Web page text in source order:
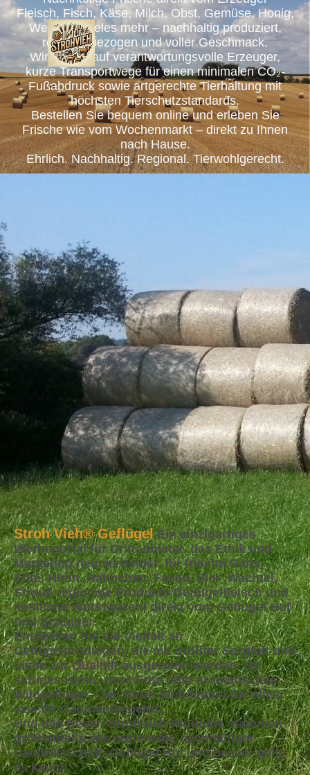
Fleisch, Fisch, Käse, Milch, Obst, Gemüse, Honig,
Wein und vieles mehr – nachhaltig produziert,
regional bezogen und voller Geschmack.
Wir setzen auf verantwortungsvolle Erzeuger,
kurze Transportwege für einen minimalen CO₂-
Fußabdruck sowie artgerechte Tierhaltung mit
höchsten Tierschutzstandards.
Bestellen Sie bequem online und erleben Sie
Frische wie vom Wochenmarkt – direkt zu Ihnen
nach Hause.
Ehrlich. Nachhaltig. Regional. Tierwohlgerecht.
Stroh Vieh®Geflügel Ein einzigartiges
Werbeportal für Drittanbieter, das Ethik und
Marketing neu verbindet, für frische Gans,
Ente, Huhn, Hähnchen, Fasan, Eier ,Wachtel,
Strauß regionale Produkte Geflügelfleisch und
köstliche Wurstwaren! direkt vom Geflügel Hof
und Erzeuger!
Entdecken Sie die Vielfalt an
Geflügelprodukten, die mit größter Sorgfalt und
Liebe zur Qualität ausgewählt werden. Ob
saftiges Huhn, zarte Ente oder aromatisches
Wildgeflügel – bei Stroh Vieh finden Sie alles,
was Ihr Gaumen begehrt.
Und das Beste: StrohVieh Produkte stammen
größtenteils aus regionaler, nachhaltiger
Landwirtschaft. Geflügel Hof und besser geht
es kaum!